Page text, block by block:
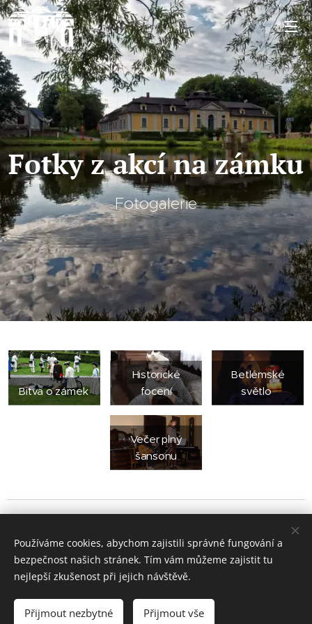
Fotky z akcí na zámku
Fotogalerie
Bitva o zámek
Historické
focení
Betlémské
světlo
Večer plný
šansonu
Zámek Úsobí s.r.o., Úsobí 1, 582 54,+420776109339,
info@zamekusobi.cz
Cookies
Jazyky
Používáme cookies, abychom zajistili správné fungování a
bezpečnost našich stránek. Tím vám můžeme zajistit tu
nejlepší zkušenost při jejich návštěvě.
Přijmout nezbytné Přijmout vše